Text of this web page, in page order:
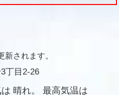
新されます。
丁目2-26
晴れ。
最高気温は